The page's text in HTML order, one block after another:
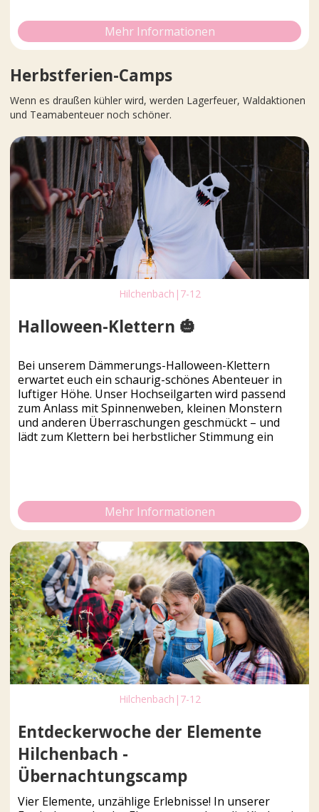
Mehr Informationen
Herbstferien-Camps
Wenn es draußen kühler wird, werden Lagerfeuer, Waldaktionen
und Teamabenteuer noch schöner.
Hilchenbach | 7-12
Halloween-Klettern 🎃
Bei unserem Dämmerungs-Halloween-Klettern
erwartet euch ein schaurig-schönes Abenteuer in
luftiger Höhe. Unser Hochseilgarten wird passend
zum Anlass mit Spinnenweben, kleinen Monstern
und anderen Überraschungen geschmückt – und
lädt zum Klettern bei herbstlicher Stimmung ein
Mehr Informationen
Hilchenbach | 7-12
Entdeckerwoche der Elemente
Hilchenbach -
Übernachtungscamp
Vier Elemente, unzählige Erlebnisse! In unserer